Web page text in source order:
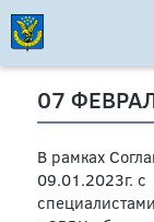
07
В рамках
09.01.2023г.